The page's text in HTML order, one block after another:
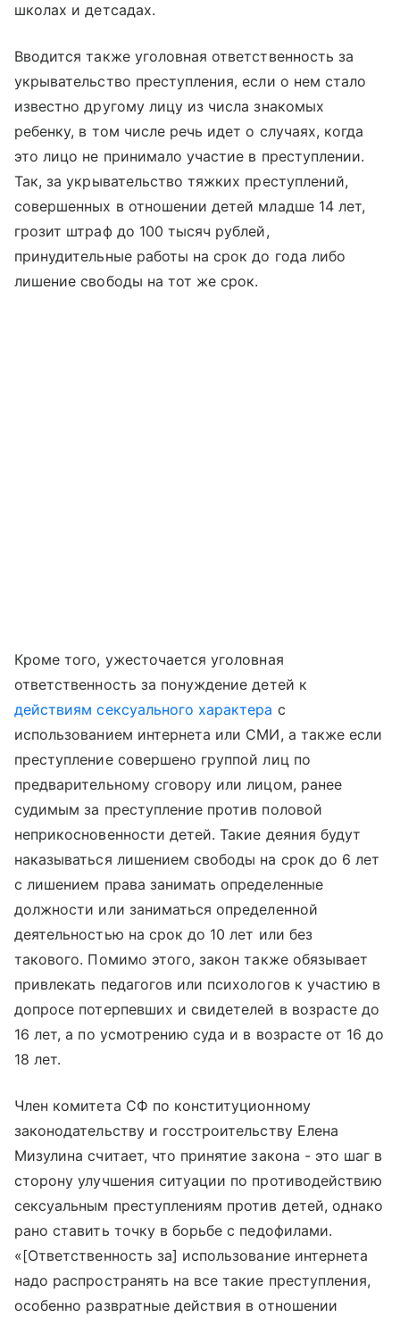
школах и детсадах.
Вводится также уголовная ответственность за
укрывательство преступления, если о нем стало
известно другому лицу из числа знакомых
ребенку, в том числе речь идет о случаях, когда
это лицо не принимало участие в преступлении.
Так, за укрывательство тяжких преступлений,
совершенных в отношении детей младше 14 лет,
грозит штраф до 100 тысяч рублей,
принудительные работы на срок до года либо
лишение свободы на тот же срок.
Кроме того, ужесточается уголовная
ответственность за понуждение детей к
действиям сексуального характера с
использованием интернета или СМИ, а также если
преступление совершено группой лиц по
предварительному сговору или лицом, ранее
судимым за преступление против половой
неприкосновенности детей. Такие деяния будут
наказываться лишением свободы на срок до 6 лет
с лишением права занимать определенные
должности или заниматься определенной
деятельностью на срок до 10 лет или без
такового. Помимо этого, закон также обязывает
привлекать педагогов или психологов к участию в
допросе потерпевших и свидетелей в возрасте до
16 лет, а по усмотрению суда и в возрасте от 16 до
18 лет.
Член комитета СФ по конституционному
законодательству и госстроительству Елена
Мизулина считает, что принятие закона - это шаг в
сторону улучшения ситуации по противодействию
сексуальным преступлениям против детей, однако
рано ставить точку в борьбе с педофилами.
«[Ответственность за] использование интернета
надо распространять на все такие преступления,
особенно развратные действия в отношении